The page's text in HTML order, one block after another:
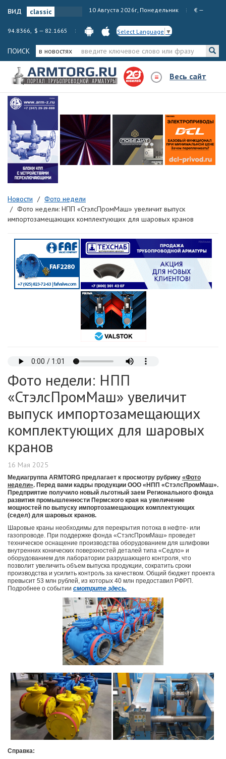
вид 10 Августа 2026г, Понедельник € —
94.8366, $ — 82.1665 Select Language ▼
ПОИСК в новостях
Весь сайт
Новости
Фото недели
Фото недели: НПП «СтэлсПромМаш» увеличит выпуск
импортозамещающих комплектующих для шаровых кранов
Фото недели: НПП
«СтэлсПромМаш» увеличит
выпуск импортозамещающих
комплектующих для шаровых
кранов
16 Мая 2025
Медиагруппа ARMTORG предлагает к просмотру рубрику «Фото
недели». Перед вами кадры продукции ООО «НПП «СтэлсПромМаш».
Предприятие получило новый льготный заем Регионального фонда
развития промышленности Пермского края на увеличение
мощностей по выпуску импортозамещающих комплектующих
(седел) для шаровых кранов.
Шаровые краны необходимы для перекрытия потока в нефте- или
газопроводе. При поддержке фонда «СтэлсПромМаш» проведет
техническое оснащение производства оборудованием для шлифовки
внутренних конических поверхностей деталей типа «Седло» и
оборудованием для лаборатории разрушающего контроля, что
позволит увеличить объем выпуска продукции, сократить сроки
производства и усилить контроль за качеством. Общий бюджет проекта
превысит 53 млн рублей, из которых 40 млн предоставил РФРП.
Подробнее о событии смотрите здесь.
Справка: